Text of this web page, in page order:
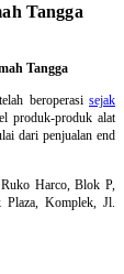
Tangga
Tangga
beroperasisejak
produk-produk alat
dari penjualan end
Harco, Blok P,
Komplek, Jl.